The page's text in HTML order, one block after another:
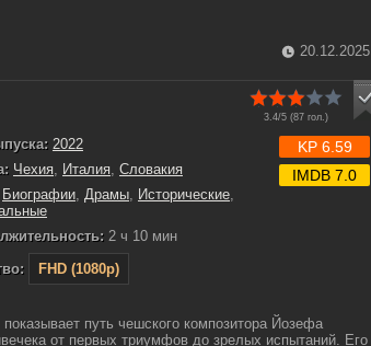
20.12.2025
3.4/5 (87 гол.)
2022
Чехия Италия Словакия
Биографии Драмы Исторические
2 ч 10 мин
FHD (1080p)
KP 6.59
IMDB 7.0
путь чешского композитора Йозефа
от первых триумфов до зрелых испытаний. Его